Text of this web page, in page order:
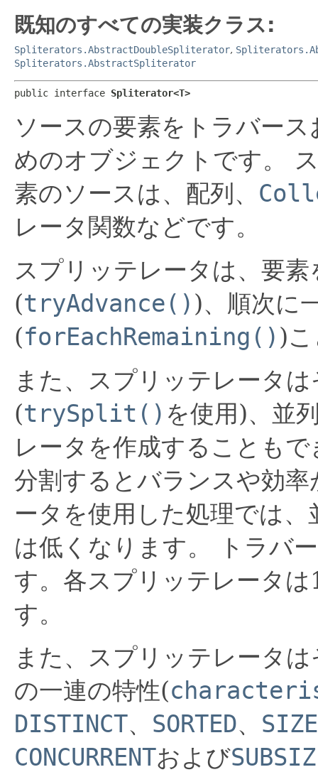
既知のすべての実装クラス:
Spliterators.AbstractDoubleSpliterator,
Spliterators.AbstractSpliterator
public interface Spliterator<T>
ソースの要素をトラバー
めのオブジェクトです。
素のソースは、配列、
レータ関数などです。
スプリッテレータは、要
(tryAdvance() )、順次に
(forEachRemaining() )
また、スプリッテレータ
(trySplit() を使用)、並
レータを作成することも
分割するとバランスや効
ータを使用した処理では
は低くなります。
トラバ
す。各スプリッテレータ
す。
また、スプリッテレータ
の一連の特性(
DISTINCT、 SORTED、
CONCURRENTおよび